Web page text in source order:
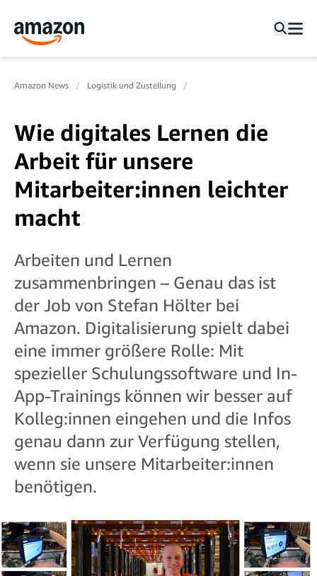
Amazon News Logistik und Zustellung
Wie digitales Lernen die
Arbeit für unsere
Mitarbeiter:innen leichter
macht
Arbeiten und Lernen
zusammenbringen – Genau das ist
der Job von Stefan Hölter bei
Amazon. Digitalisierung spielt dabei
eine immer größere Rolle: Mit
spezieller Schulungssoftware und In-
App-Trainings können wir besser auf
Kolleg:innen eingehen und die Infos
genau dann zur Verfügung stellen,
wenn sie unsere Mitarbeiter:innen
benötigen.